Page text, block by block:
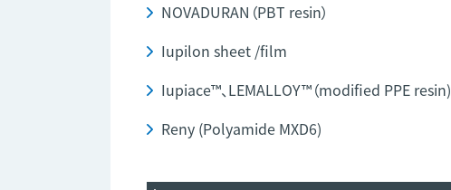
NOVADURAN（PBT resin）
Iupilon sheet /film
Iupiace™、LEMALLOY™（modified PPE resin)
Reny (Polyamide MXD6)